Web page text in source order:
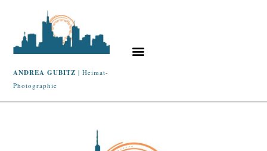
ANDREA GUBITZ | Heimat-
Photographie